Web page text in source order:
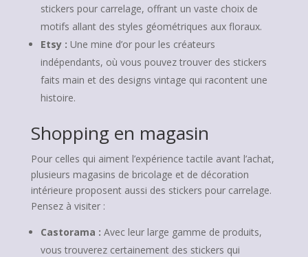
stickers pour carrelage, offrant un vaste choix de
motifs allant des styles géométriques aux floraux.
Etsy : Une mine d’or pour les créateurs
indépendants, où vous pouvez trouver des stickers
faits main et des designs vintage qui racontent une
histoire.
Shopping en magasin
Pour celles qui aiment l’expérience tactile avant l’achat,
plusieurs magasins de bricolage et de décoration
intérieure proposent aussi des stickers pour carrelage.
Pensez à visiter :
Castorama : Avec leur large gamme de produits,
vous trouverez certainement des stickers qui